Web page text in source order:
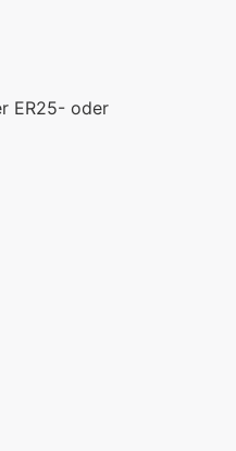
ER25- oder